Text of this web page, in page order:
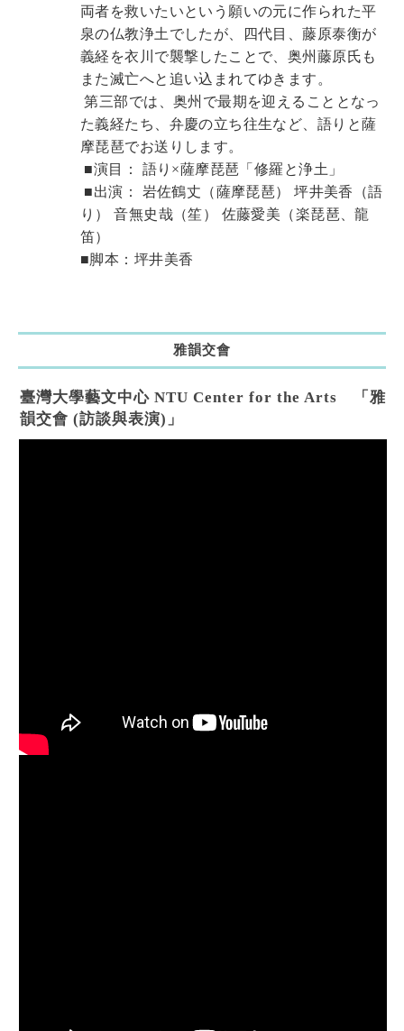
両者を救いたいという願いの元に作られた平
泉の仏教浄土でしたが、四代目、藤原泰衡が
義経を衣川で襲撃したことで、奥州藤原氏も
また滅亡へと追い込まれてゆきます。
第三部では、奥州で最期を迎えることとなっ
た義経たち、弁慶の立ち往生など、語りと薩
摩琵琶でお送りします。
■演目： 語り×薩摩琵琶「修羅と浄土」
り） 音無史哉（笙） 佐藤愛美（楽琵琶、龍
笛）
■脚本： 坪井美香
雅韻交會
臺灣大學藝文中心 NTU Center for the Arts 「雅
韻交會 (訪談與表演)」